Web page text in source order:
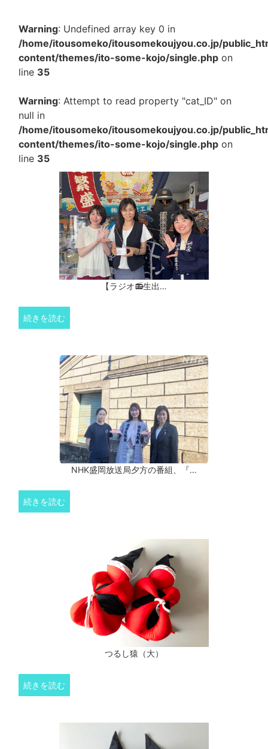
Warning: Undefined array key 0 in
/home/itousomeko/itousomekoujyou.co.jp/
content/themes/ito-some-kojo/single.php on
line 35
Warning: Attempt to read property "cat_ID" on
null in
/home/itousomeko/itousomekoujyou.co.jp/
content/themes/ito-some-kojo/single.php on
line 35
【ラジオ📻生出…
続きを読む
NHK盛岡放送局夕方の番組、『…
続きを読む
つるし猿（大）
続きを読む